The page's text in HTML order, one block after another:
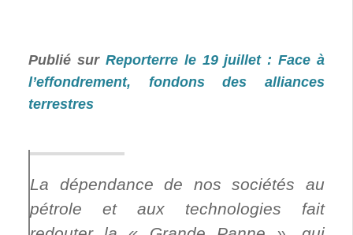
Publié sur Reporterre le 19 juillet : Face à
l’effondrement, fondons des alliances
terrestres
La dépendance de nos sociétés au
pétrole et aux technologies fait